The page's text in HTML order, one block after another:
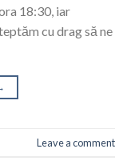
18:30, iar
cu drag să ne
Leave a comment